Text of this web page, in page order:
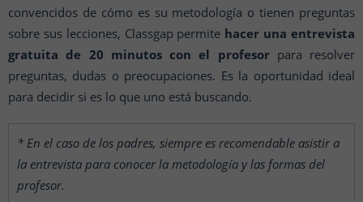
convencidos de cómo es su metodología o tienen preguntas
sobre sus lecciones, Classgap permite hacer una entrevista
gratuita de 20 minutos con el profesorpara resolver
preguntas, dudas o preocupaciones. Es la oportunidad ideal
para decidir si es lo que uno está buscando.
* En el caso de los padres, siempre es recomendable asistir a
la entrevista para conocer la metodología y las formas del
profesor.